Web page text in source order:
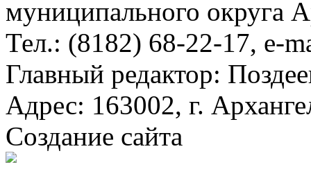
муниципального округа
Тел.: (8182) 68-22-17, e-
Главный редактор:
Адрес: 163002, г.
Создание сайта